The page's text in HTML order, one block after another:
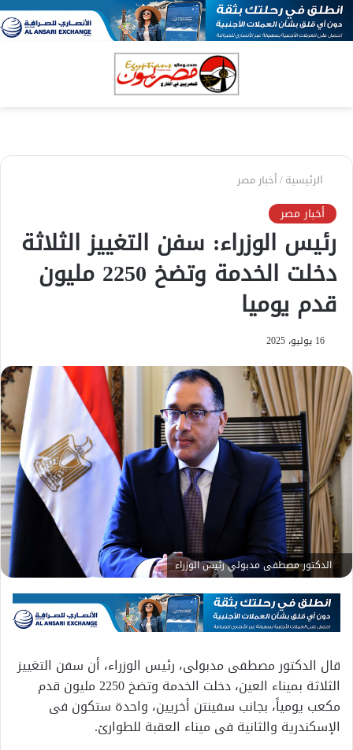
الرئيسية/أخبار مصر
أخبار مصر
رئيس الوزراء: سفن التغييز الثلاثة
دخلت الخدمة وتضخ 2250 مليون
قدم يوميا
16 يوليو، 2025
الدكتور مصطفى مدبولي رئيس الوزراء
قال الدكتور مصطفى مدبولى، رئيس الوزراء، أن سفن التغييز
الثلاثة بميناء العين، دخلت الخدمة وتضخ 2250 مليون قدم
مكعب يومياً، بجانب سفينتن أخريين، واحدة ستكون فى
الإسكندرية والثانية فى ميناء العقبة للطوارئ.